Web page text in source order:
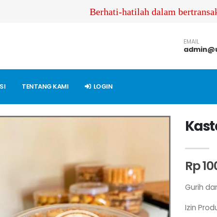
Berhati-hatilah dalam
EMAIL
TENTANG KAMI LOGIN
Rp
Gurih
Izin